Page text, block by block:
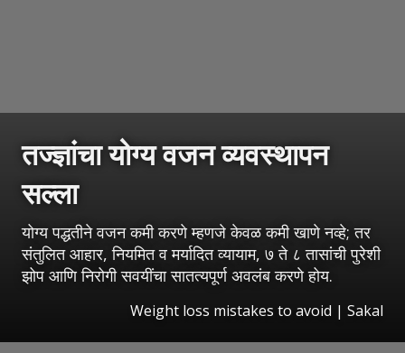
तज्ज्ञांचा योग्य वजन व्यवस्थापन
सल्ला
योग्य पद्धतीने वजन कमी करणे म्हणजे केवळ कमी खाणे नव्हे; तर
संतुलित आहार, नियमित व मर्यादित व्यायाम, ७ ते ८ तासांची पुरेशी
झोप आणि निरोगी सवयींचा सातत्यपूर्ण अवलंब करणे होय.
Weight loss mistakes to avoid | Sakal